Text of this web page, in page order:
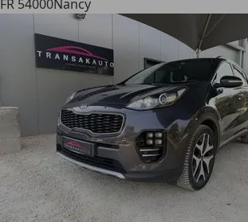
FR 54000Nancy